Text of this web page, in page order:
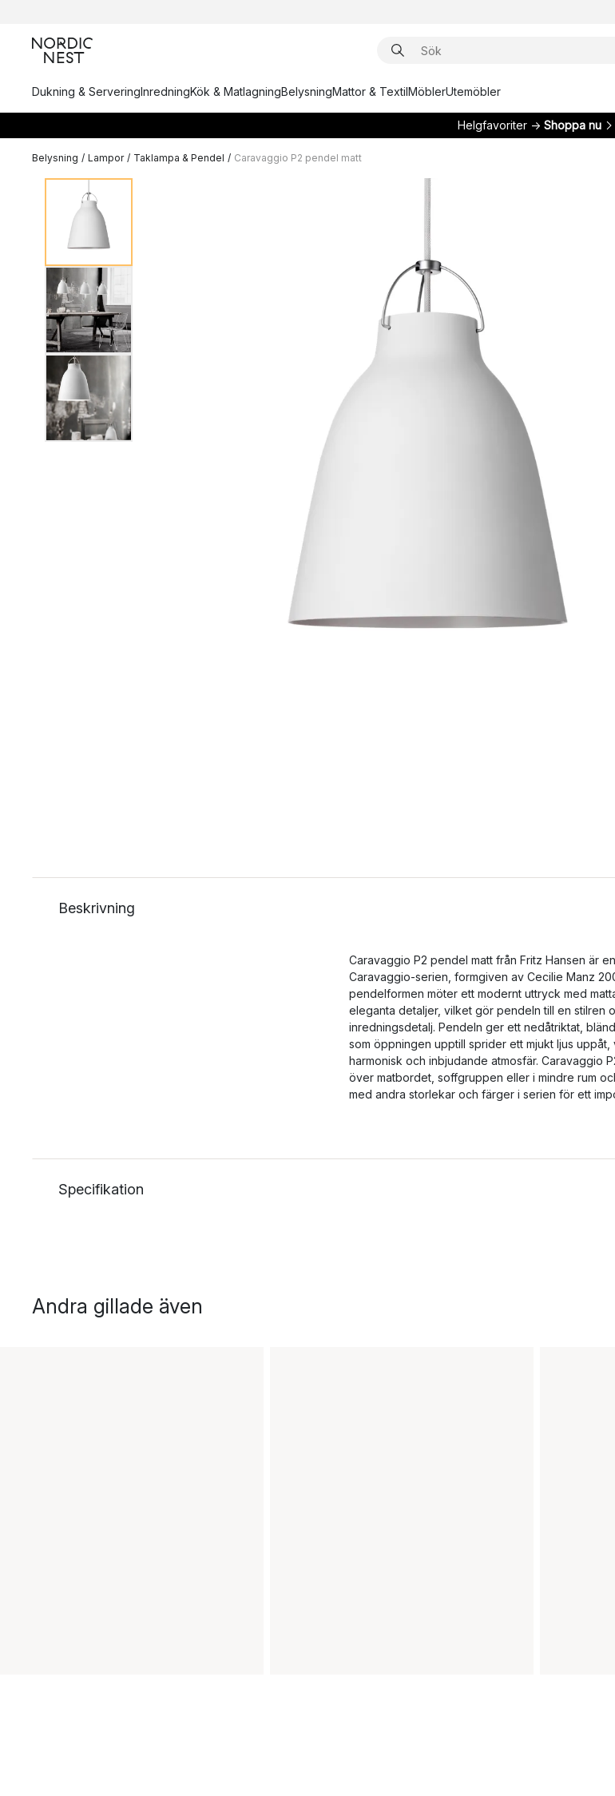
Dukning & ServeringInredningKök & MatlagningBelysningMattor & TextilMöblerUtemöbler
Helgfavoriter → Shoppa nu
Belysning / Lampor / Taklampa & Pendel / Caravaggio P2 pendel matt
Beskrivning
Caravaggio P2 pendel matt från Fritz Hansen är
Caravaggio-serien, formgiven av Cecilie Manz
pendelformen möter ett modernt uttryck med
eleganta detaljer, vilket gör pendeln till en stilren
inredningsdetalj. Pendeln ger ett nedåtriktat,
som öppningen upptill sprider ett mjukt ljus uppåt,
harmonisk och inbjudande atmosfär. Caravaggio
över matbordet, soffgruppen eller i mindre rum
med andra storlekar och färger i serien för ett
Specifikation
Andra gillade även